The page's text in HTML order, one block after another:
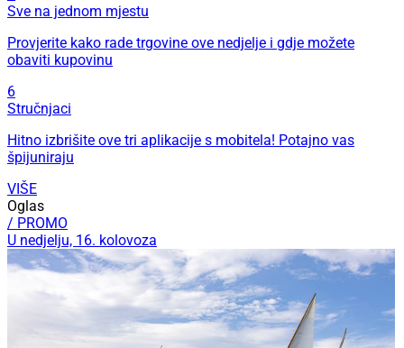
Sve na jednom mjestu
Provjerite kako rade trgovine ove nedjelje i gdje možete
obaviti kupovinu
6
Stručnjaci
Hitno izbrišite ove tri aplikacije s mobitela! Potajno vas
špijuniraju
VIŠE
Oglas
/ PROMO
U nedjelju, 16. kolovoza